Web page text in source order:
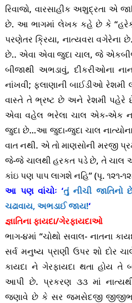
રિવાજો, વારસાહીક અશુદ્રતા એ
છે. આ ભાગમાં લેખક કહે છે કે “હરેક
પરણેતર ક્રિયા, નાત્યવરા
છે.. એવા એવા જુદા ચાલ, જે
બીજાથી અભડાવું, દીકરીઓના
નાંખવી; ફલાણાની બાઈડીઓ રેશમી
વાસ્તે તે ભ્રષ્ટ છે અને રેશમી પહેરે
એવા વહેલ ભરેલા ચાલ એક-એક
જુદા છે…આ જુદા-જુદા ચાલ
વાત નથી. એ તો માણસોની મરજી
જે-જે ચાલથી હરકત પડે છે, તે ચાલ
કાંઇ પણ પાપ લાગશે નહિ” (પૃ. ૧૨૧-
આ પણ વાંચોઃ ‘તું નીચી જાતિનો
ચઢાવાય, અભડાઈ જાય!‘
જ્ઞાતિના ફાયદા/ગેરફાયદાઓ
ભાગ-૪માં “ચોથો સવાલ- નાતના
સર્વ મનુષ્ય પ્રાણી ઉપર શો દોર
કાયદા ને ગેરફાયદા થતા હોય તે
આપી છે. પ્રકરણ ૩૩ માં
જણાવે છે કે સર જમસેદજી